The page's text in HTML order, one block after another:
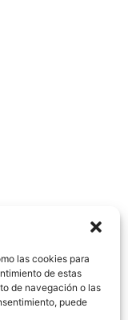
las cookies para
de estas
de navegación o las
puede